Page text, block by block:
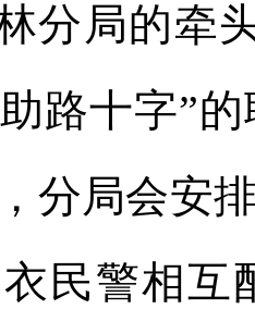
分局的牵
路十字”
分局会安
民警相互